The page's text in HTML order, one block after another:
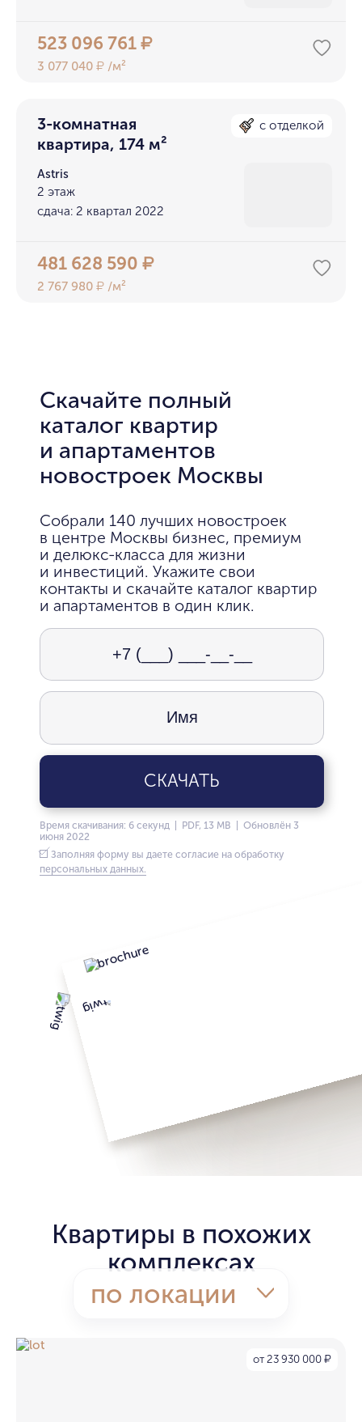
523 096 761₽
3 077 040₽ /м²
3-комнатная
квартира, 174 м²
с отделкой
Astris
2 этаж
сдача: 2 квартал 2022
481 628 590₽
2 767 980₽ /м²
Скачайте полный
каталог квартир
и апартаментов
новостроек Москвы
Собрали 140 лучших новостроек
в центре Москвы бизнес, премиум
и делюкс-класса для жизни
и инвестиций. Укажите свои
контакты и скачайте каталог квартир
и апартаментов в один клик.
СКАЧАТЬ
Время скачивания: 6 секунд | PDF, 13 MB | Обновлён 3
июня 2022
Заполняя форму вы даете согласие на обработку
персональных данных.
Квартиры в похожих
комплексах
по локации
от 23 930 000 ₽